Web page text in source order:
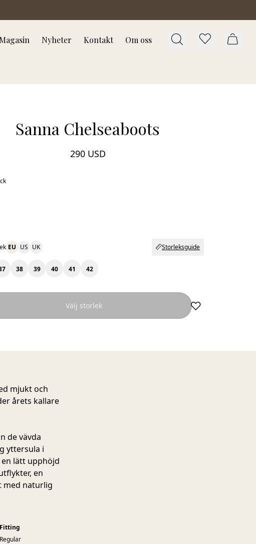
Magasin Nyheter Kontakt Om oss
Sanna Chelseaboots
290 USD
EU US UK Storleksguide
38 39 40 41 42
Välj storlek
mjukt och
årets kallare
de vävda
yttersula i
lätt upphöjd
en
med naturlig
Fitting
Regular